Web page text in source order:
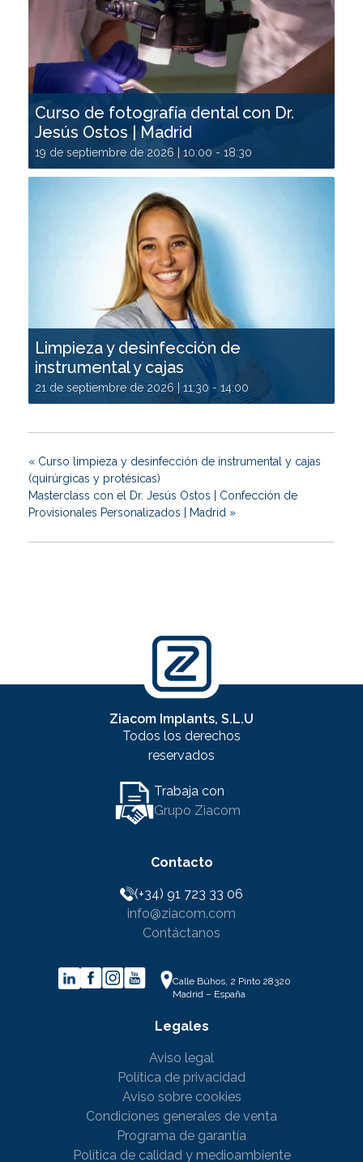
Curso de fotografía dental con Dr.
Jesús Ostos | Madrid
19 de septiembre de 2026 | 10:00 - 18:30
Limpieza y desinfección de
instrumental y cajas
21 de septiembre de 2026 | 11:30 - 14:00
« Curso limpieza y desinfección de instrumental y cajas
(quirúrgicas y protésicas)
Masterclass con el Dr. Jesús Ostos | Confección de
Provisionales Personalizados | Madrid »
Legales
Aviso legal
Política de privacidad
Aviso sobre cookies
Condiciones generales de venta
Programa de garantía
Política de calidad y medioambiente
Contacto
(+34) 91 723 33 06
info@ziacom.com
Contáctanos
Ziacom Implants, S.L.U
Todos los derechos
reservados
Trabaja con
Grupo Ziacom
Calle Búhos, 2 Pinto 28320
Madrid – España